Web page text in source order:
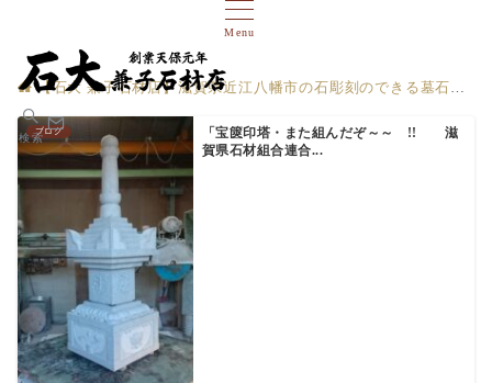
Menu
検索
【石大 兼子石材店】滋賀県近江八幡市の石彫刻のできる墓石店
ブログ
「宝篋印塔・また組んだぞ～～ !! 滋
賀県石材組合連合...